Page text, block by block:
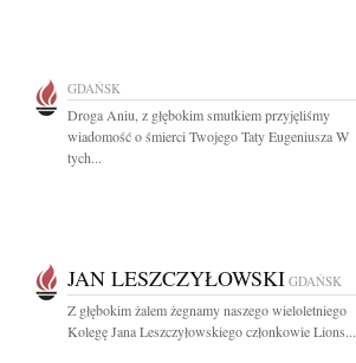
GDAŃSK
Droga Aniu, z głębokim smutkiem przyjęliśmy
wiadomość o śmierci Twojego Taty Eugeniusza W
tych...
JAN LESZCZYŁOWSKI GDAŃSK
Z głębokim żalem żegnamy naszego wieloletniego
Kolegę Jana Leszczyłowskiego członkowie Lions...